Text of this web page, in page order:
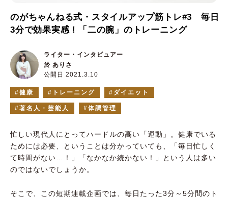
のがちゃんねる式・スタイルアップ筋トレ#3 毎日
3分で効果実感！「二の腕」のトレーニング
公開日 2021.3.10
ライター・インタビュアー
於 ありさ
健康 トレーニング ダイエット
著名人・芸能人 体調管理
忙しい現代人にとってハードルの高い「運動」。健康でいる
ためには必要、ということは分かっていても、「毎日忙しく
て時間がない…！」「なかなか続かない！」という人は多い
のではないでしょうか。
そこで、この短期連載企画では、毎日たった3分～5分間のト